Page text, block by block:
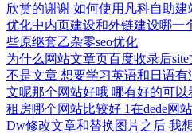
欣赏的谢谢 如何使用凡科自助建
优化中内页建设和外链建设哪一
些原继套乙杂零seo优化
为什么网站文章页百度收录后
不是文章 想要学习英语和日语
文呢那个网站好哦 哪有好的可
租房哪个网站比较好 1在dede网
Dw修改文章和替换图片之后 我